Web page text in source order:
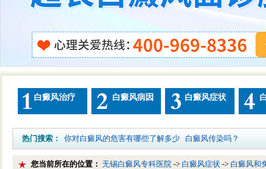
白癜风治疗 白癜风病因 白癜风症状
热门搜索： 你对白癜风的危害有哪些了解多少 白癜风传染吗？
您当前所在的位置： 无锡白癜风专科医院 -> 白癜风症状 -> 白癜风和